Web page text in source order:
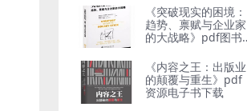
《突破现实的困境：
趋势、禀赋与企业家
的大战略》pdf图书
《内容之王：出版业
的颠覆与重生》pdf
资源电子书下载